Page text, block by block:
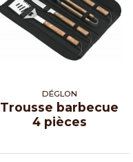
DÉGLON
Trousse barbecue
4 pièces